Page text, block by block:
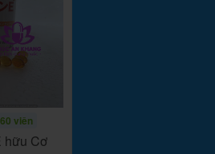
viên
hữu Cơ